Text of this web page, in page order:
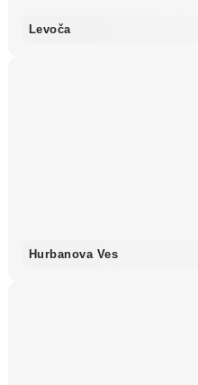
Levoča
Hurbanova Ves